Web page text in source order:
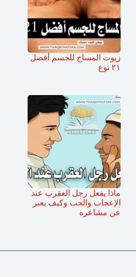
زيوت المساج للجسم أفضل
٢١ نوع
ماذا يفعل رجل العقرب عند
الإعجاب والحب وكيف يعبر
عن مشاعره